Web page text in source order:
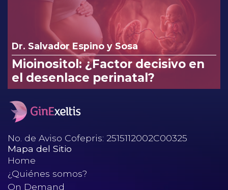
Dr. Salvador Espino y Sosa
Mioinositol: ¿Factor decisivo en
el desenlace perinatal?
No. de Aviso Cofepris: 2515112002C00325
Mapa del Sitio
Home
¿Quiénes somos?
On Demand